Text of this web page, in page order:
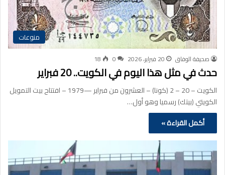
منوعات
صحيفة الوفاق 20 فبراير، 2026 0
18
حدث في مثل هذا اليوم في الكويت.. 20 فبراير
الكويت – 20 – 2 (كونا) – العشرون من فبراير —1979 – افتتاح بيت التمويل
الكويتي (بيتك) رسميا وهو أول…
أكمل القراءة »